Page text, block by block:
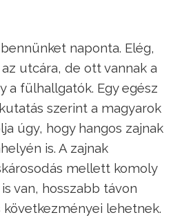
naponta. Elég,
utcára, de ott vannak a
a fülhallgatók. Egy egész
szerint a magyarok
úgy, hogy hangos zajnak
is. A zajnak
mellett komoly
van, hosszabb távon
lehetnek.